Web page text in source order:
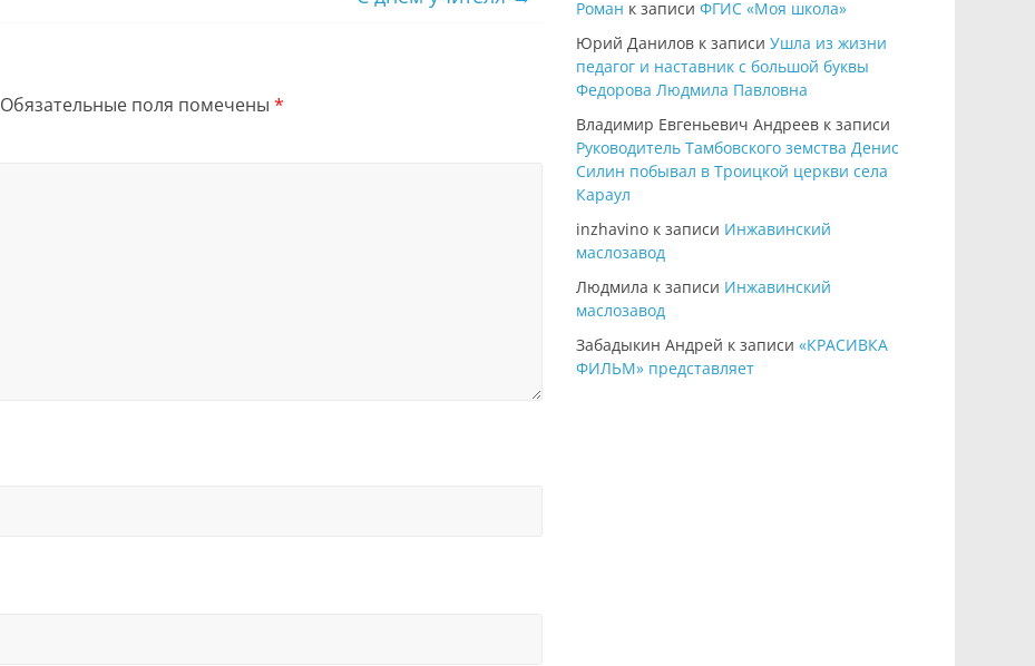
Обязательные поля помечены *
Роман к записи ФГИС «Моя школа»
Юрий Данилов к записи Ушла из жизни
педагог и наставник с большой буквы
Федорова Людмила Павловна
Владимир Евгеньевич Андреев к записи
Руководитель Тамбовского земства Денис
Силин побывал в Троицкой церкви села
Караул
inzhavino к записи Инжавинский
маслозавод
Людмила к записи Инжавинский
маслозавод
Забадыкин Андрей к записи «КРАСИВКА
ФИЛЬМ» представляет